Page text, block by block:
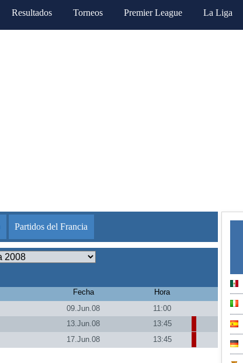
Resultados Torneos Premier League La Liga
Partidos del Francia
Fecha
Hora
09.Jun.08
11:00
13.Jun.08
13:45
17.Jun.08 13:45